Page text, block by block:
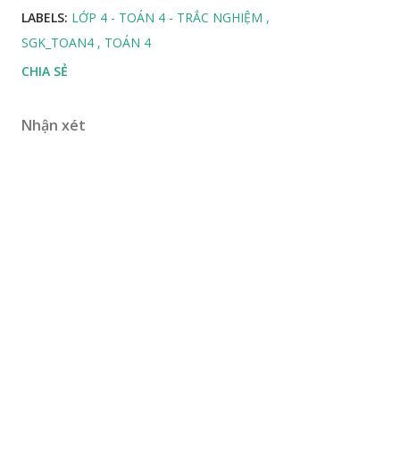
LABELS: LỚP 4 - TOÁN 4 - TRẮC NGHIỆM
SGK_TOAN4
TOÁN 4
CHIA SẺ
Nhận xét